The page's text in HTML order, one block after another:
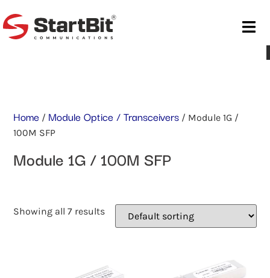
Home / Module Optice / Transceivers / Module 1G /
100M SFP
Module 1G / 100M SFP
Showing all 7 results